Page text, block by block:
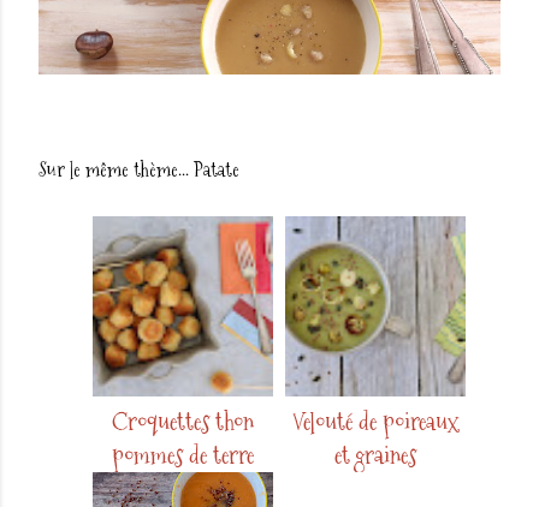
Sur le même thème...Patate
Croquettes thon
pommes de terre
Velouté de poireaux
et graines